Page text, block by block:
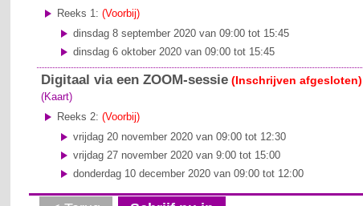
Reeks 1:(Voorbij)
dinsdag 8 september 2020 van 09:00 tot 15:45
dinsdag 6 oktober 2020 van 09:00 tot 15:45
Digitaal via een ZOOM-sessie (Inschrijven afgesloten)
(Kaart)
Reeks 2:(Voorbij)
vrijdag 20 november 2020 van 09:00 tot 12:30
vrijdag 27 november 2020 van 9:00 tot 15:00
donderdag 10 december 2020 van 09:00 tot 12:00